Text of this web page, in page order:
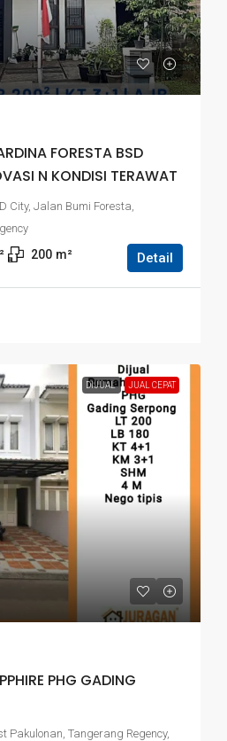
FORESTA BSD
N KONDISI TERAWAT
City, Jalan Bumi Foresta,
200 m² Detail
DIJUAL JUAL CEPAT
PHG GADING
Pakulonan, Tangerang Regency,